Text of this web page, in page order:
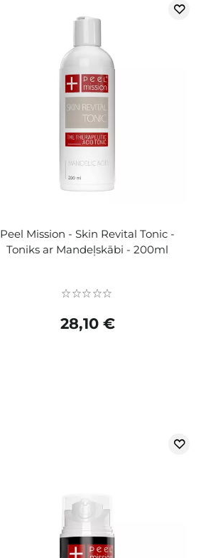
Peel Mission - Skin Revital Tonic -
Toniks ar Mandeļskābi - 200ml
28,10 €